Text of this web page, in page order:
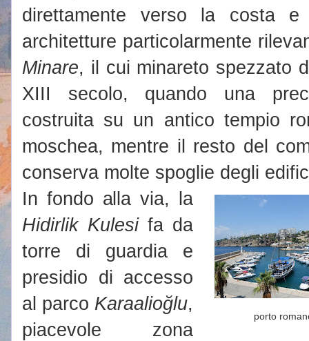
direttamente verso la costa e
architetture particolarmente
Minare, il cui minareto spezzato
XIII secolo, quando una
costruita su un antico tempio
moschea, mentre il resto del
conserva molte spoglie degli
porto
In fondo alla via, la
Hidirlik Kulesifa da
torre di guardia e
presidio di accesso
al parco Karaalioğlu,
piacevole zona